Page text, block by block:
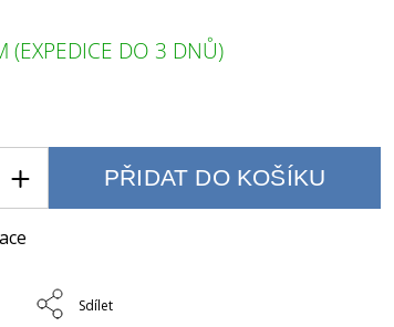
(EXPEDICE DO 3 DNŮ)
PŘIDAT DO KOŠÍKU
Sdílet